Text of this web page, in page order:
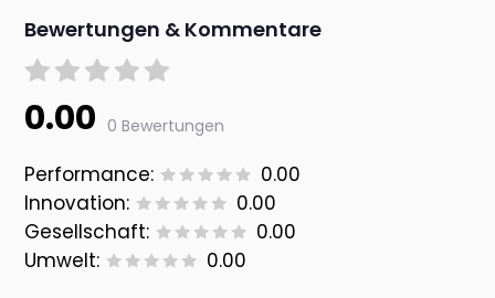
Bewertungen & Kommentare
0.00 0 Bewertungen
Performance:
0.00
Innovation:
0.00
Gesellschaft:
0.00
Umwelt:
0.00